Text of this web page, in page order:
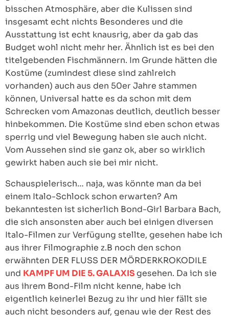
bisschen Atmosphäre, aber die Kulissen sind
insgesamt echt nichts Besonderes und die
Ausstattung ist echt knausrig, aber da gab das
Budget wohl nicht mehr her. Ähnlich ist es bei den
titelgebenden Fischmännern. Im Grunde hätten die
Kostüme (zumindest diese sind zahlreich
vorhanden) auch aus den 50er Jahre stammen
können, Universal hatte es da schon mit dem
Schrecken vom Amazonas deutlich, deutlich besser
hinbekommen. Die Kostüme sind eben schon etwas
sperrig und viel Bewegung haben sie auch nicht.
Vom Aussehen sind sie ganz ok, aber so wirklich
gewirkt haben auch sie bei mir nicht.
Schauspielerisch… naja, was könnte man da bei
einem Italo-Schlock schon erwarten? Am
bekanntesten ist sicherlich Bond-Girl Barbara Bach,
die sich ansonsten aber auch bei einigen diversen
Italo-Filmen zur Verfügung stellte, gesehen habe ich
aus ihrer Filmographie z.B noch den schon
erwähnten DER FLUSS DER MÖRDERKROKODILE
und KAMPF UM DIE 5. GALAXISgesehen. Da ich sie
aus ihrem Bond-Film nicht kenne, habe ich
eigentlich keinerlei Bezug zu ihr und hier fällt sie
auch nicht besonders auf, genau wie der Rest des